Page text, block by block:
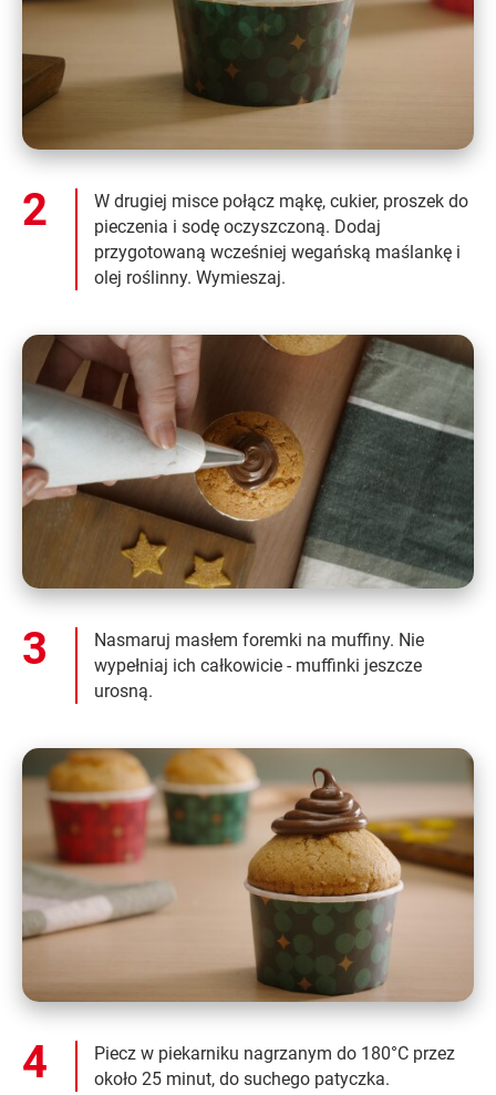
W drugiej misce połącz mąkę, cukier, proszek do
pieczenia i sodę oczyszczoną. Dodaj
przygotowaną wcześniej wegańską maślankę i
olej roślinny. Wymieszaj.
Nasmaruj masłem foremki na muffiny. Nie
wypełniaj ich całkowicie - muffinki jeszcze
urosną.
Piecz w piekarniku nagrzanym do 180°C przez
około 25 minut, do suchego patyczka.